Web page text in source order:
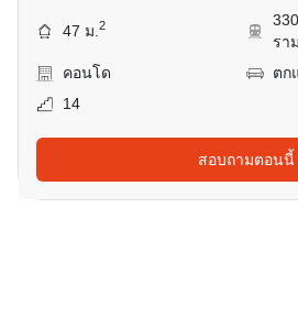
47 ม.2
รา
คอนโด
ตก
14
สอบถามตอนนี้